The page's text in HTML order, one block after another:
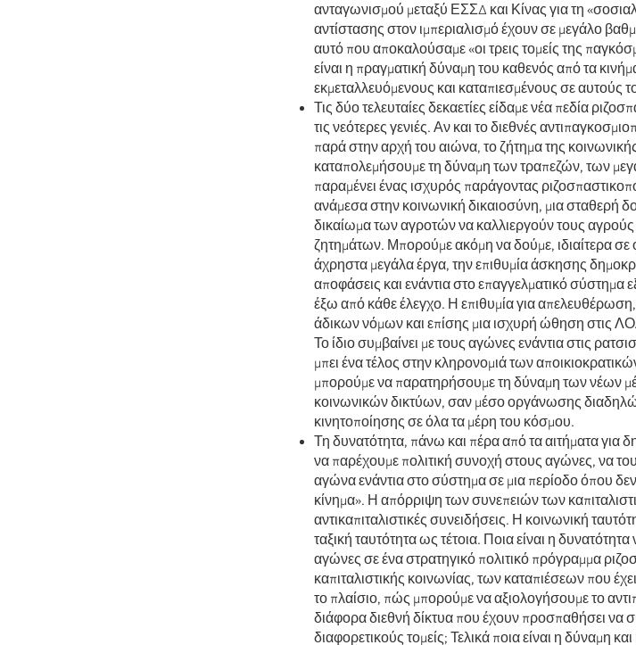
ανταγωνισμού μεταξύ ΕΣΣΔ και Κίνας για τη
αντίστασης στον ιμπεριαλισμό έχουν σε μεγάλο
αυτό που αποκαλούσαμε «οι τρεις τομείς της
είναι η πραγματική δύναμη του καθενός από τα
εκμεταλλευόμενους και καταπιεσμένους σε αυτούς
Τις δύο τελευταίες δεκαετίες είδαμε νέα πεδία
τις νεότερες γενιές. Αν και το διεθνές
παρά στην αρχή του αιώνα, το ζήτημα της
καταπολεμήσουμε τη δύναμη των τραπεζών, των
παραμένει ένας ισχυρός παράγοντας
ανάμεσα στην κοινωνική δικαιοσύνη, μια σταθερή
δικαίωμα των αγροτών να καλλιεργούν τους
ζητημάτων. Μπορούμε ακόμη να δούμε, ιδιαίτερα σε
άχρηστα μεγάλα έργα, την επιθυμία άσκησης
αποφάσεις και ενάντια στο επαγγελματικό σύστημα
έξω από κάθε έλεγχο. Η επιθυμία για
άδικων νόμων και επίσης μια ισχυρή ώθηση στις
Το ίδιο συμβαίνει με τους αγώνες ενάντια στις
μπει ένα τέλος στην κληρονομιά των
μπορούμε να παρατηρήσουμε τη δύναμη των νέων
κοινωνικών δικτύων, σαν μέσο οργάνωσης
κινητοποίησης σε όλα τα μέρη του κόσμου.
Τη δυνατότητα, πάνω και πέρα από τα αιτήματα για
να παρέχουμε πολιτική συνοχή στους αγώνες, να
αγώνα ενάντια στο σύστημα σε μια περίοδο όπου δεν
κίνημα». Η απόρριψη των συνεπειών των
αντικαπιταλιστικές συνειδήσεις. Η κοινωνική
ταξική ταυτότητα ως τέτοια. Ποια είναι η
αγώνες σε ένα στρατηγικό πολιτικό πρόγραμμα
καπιταλιστικής κοινωνίας, των καταπιέσεων που
το πλαίσιο, πώς μπορούμε να αξιολογήσουμε το
διάφορα διεθνή δίκτυα που έχουν προσπαθήσει να
διαφορετικούς τομείς; Τελικά ποια είναι η δύναμη